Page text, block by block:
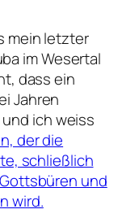
mein letzter
im Wesertal
dass ein
Jahren
ich weiss
der die
schließlich
und
wird.